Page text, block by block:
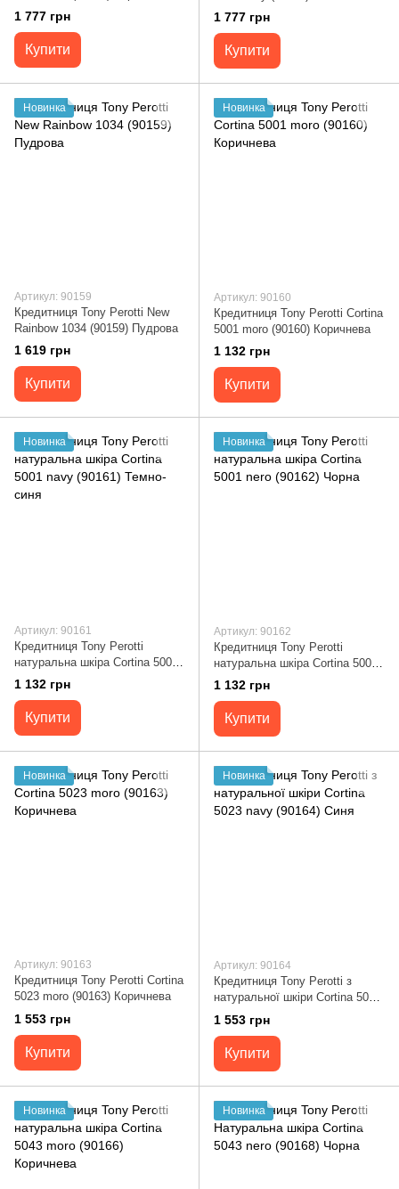
1 777 грн
Купити
1 777 грн
Купити
Новинка
Артикул: 90159
Кредитниця Tony Perotti New
Rainbow 1034 (90159) Пудрова
1 619 грн
Купити
Новинка
Артикул: 90160
Кредитниця Tony Perotti Cortina
5001 moro (90160) Коричнева
1 132 грн
Купити
Новинка
Артикул: 90161
Кредитниця Tony Perotti
натуральна шкіра Cortina 5001
navy (90161) Темно-синя
1 132 грн
Купити
Новинка
Артикул: 90162
Кредитниця Tony Perotti
натуральна шкіра Cortina 5001
nero (90162) Чорна
1 132 грн
Купити
Новинка
Артикул: 90163
Кредитниця Tony Perotti Cortina
5023 moro (90163) Коричнева
1 553 грн
Купити
Новинка
Артикул: 90164
Кредитниця Tony Perotti з
натуральної шкіри Cortina 5023
navy (90164) Синя
1 553 грн
Купити
Новинка Новинка